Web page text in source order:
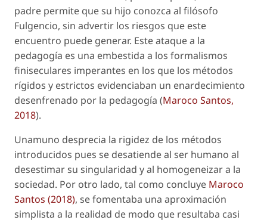
padre permite que su hijo conozca al filósofo
Fulgencio, sin advertir los riesgos que este
encuentro puede generar. Este ataque a la
pedagogía es una embestida a los formalismos
finiseculares imperantes en los que los métodos
rígidos y estrictos evidenciaban un enardecimiento
desenfrenado por la pedagogía (Maroco Santos,
2018).
Unamuno desprecia la rigidez de los métodos
introducidos pues se desatiende al ser humano al
desestimar su singularidad y al homogeneizar a la
sociedad. Por otro lado, tal como concluye Maroco
Santos (2018), se fomentaba una aproximación
simplista a la realidad de modo que resultaba casi